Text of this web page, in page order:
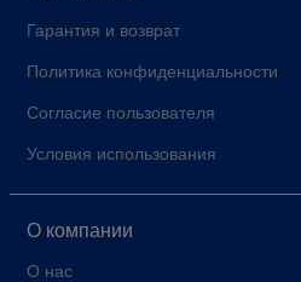
Гарантия и возврат
Политика конфиденциальности
Согласие пользователя
Условия использования
О компании
О нас